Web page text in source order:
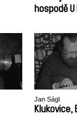
hospodě
Jan Ságl
Klukovice,